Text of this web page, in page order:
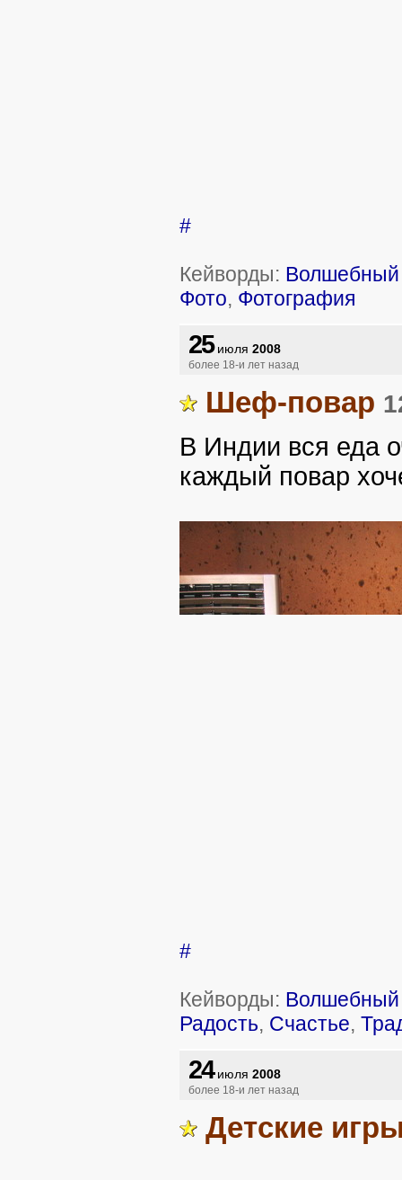
#
Кейворды: Волшебный
Фото, Фотография
25июля 2008
более 18-и лет назад
Шеф-повар
В Индии вся еда
каждый повар
#
Кейворды: Волшебный
Радость, Счастье,
24июля 2008
более 18-и лет назад
Детские